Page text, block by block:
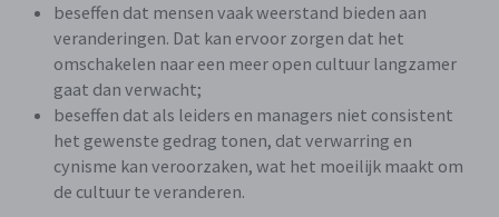
beseffen dat mensen vaak weerstand bieden aan
veranderingen. Dat kan ervoor zorgen dat het
omschakelen naar een meer open cultuur langzamer
gaat dan verwacht;
beseffen dat als leiders en managers niet consistent
het gewenste gedrag tonen, dat verwarring en
cynisme kan veroorzaken, wat het moeilijk maakt om
de cultuur te veranderen.